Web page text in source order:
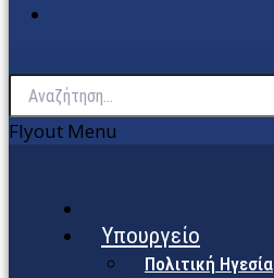
Flyout Menu
Υπουργείο
Πολιτική Ηγεσία